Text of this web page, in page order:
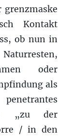
grenzmaske
Kontakt
ob nun in
oder
als
„zu der
/ in den